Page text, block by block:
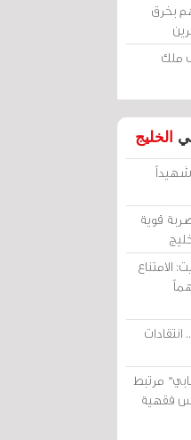
بخرق
ملك
الخليج
قوية
الامتناع
9 وحبس 18 متهماً
مرتبط
فقهية